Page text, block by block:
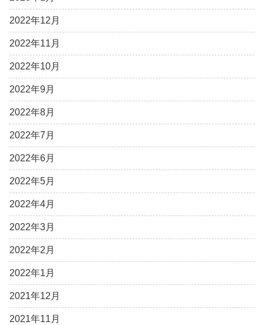
2022年12月
2022年11月
2022年10月
2022年9月
2022年8月
2022年7月
2022年6月
2022年5月
2022年4月
2022年3月
2022年2月
2022年1月
2021年12月
2021年11月